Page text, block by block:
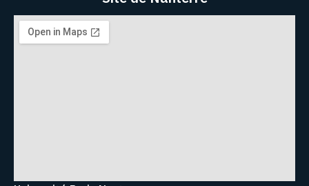
2018, La Chapelle Gauthier, France.⟨hal-04096816⟩